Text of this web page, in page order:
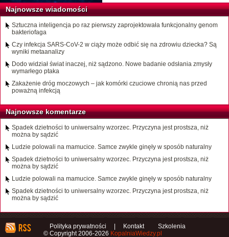
Najnowsze wiadomości
Sztuczna inteligencja po raz pierwszy zaprojektowała funkcjonalny genom
bakteriofaga
Czy infekcja SARS-CoV-2 w ciąży może odbić się na zdrowiu dziecka? Są
wyniki metaanalizy
Dodo widział świat inaczej, niż sądzono. Nowe badanie odsłania zmysły
wymarłego ptaka
Zakażenie dróg moczowych – jak komórki czuciowe chronią nas przed
poważną infekcją
Najnowsze komentarze
Spadek dzietności to uniwersalny wzorzec. Przyczyna jest prostsza, niż
można by sądzić
Ludzie polowali na mamucice. Samce zwykle ginęły w sposób naturalny
Spadek dzietności to uniwersalny wzorzec. Przyczyna jest prostsza, niż
można by sądzić
Ludzie polowali na mamucice. Samce zwykle ginęły w sposób naturalny
Spadek dzietności to uniwersalny wzorzec. Przyczyna jest prostsza, niż
można by sądzić
Polityka prywatności Kontakt
Szkolenia
© Copyright 2006-2026 KopalniaWiedzy.pl